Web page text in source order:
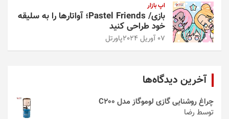
اپ بازار
بازی/ Pastel Friends؛ آواتارها را به سلیقه
خود طراحی کنید
07 آوریل 2024 پاورتل
آخرین دیدگاه‌ها
چراغ روشنایی گازی لوموگاز مدل C200
توسط رضا